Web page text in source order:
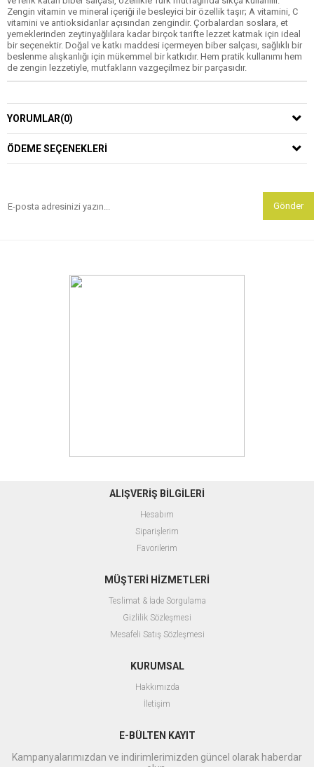
Zengin vitamin ve mineral içeriği ile besleyici bir özellik taşır; A vitamini, C
vitamini ve antioksidanlar açısından zengindir. Çorbalardan soslara, et
yemeklerinden zeytinyağlılara kadar birçok tarifte lezzet katmak için ideal
bir seçenektir. Doğal ve katkı maddesi içermeyen biber salçası, sağlıklı bir
beslenme alışkanlığı için mükemmel bir katkıdır. Hem pratik kullanımı hem
de zengin lezzetiyle, mutfakların vazgeçilmez bir parçasıdır.
YORUMLAR(0)
ÖDEME SEÇENEKLERI
Gönder
ALIŞVERİŞ BİLGİLERİ
Hesabım
Siparişlerim
Favorilerim
MÜŞTERİ HİZMETLERİ
Teslimat & İade Sorgulama
Gizlilik Sözleşmesi
Mesafeli Satış Sözleşmesi
KURUMSAL
Hakkımızda
İletişim
E-BÜLTEN KAYIT
Kampanyalarımızdan ve indirimlerimizden güncel olarak haberdar